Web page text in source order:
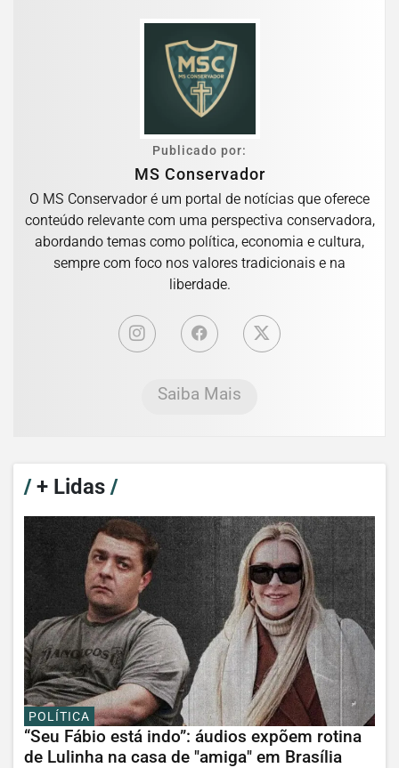
Publicado por:
MS Conservador
O MS Conservador é um portal de notícias que oferece
conteúdo relevante com uma perspectiva conservadora,
abordando temas como política, economia e cultura,
sempre com foco nos valores tradicionais e na
liberdade.
Saiba Mais
/+ Lidas /
POLÍTICA
“Seu Fábio está indo”: áudios expõem rotina
de Lulinha na casa de "amiga" em Brasília